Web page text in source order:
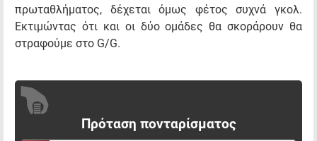
πρωταθλήματος, δέχεται όμως φέτος συχνά γκολ.
Εκτιμώντας ότι και οι δύο ομάδες θα σκοράρουν θα
στραφούμε στο G/G.
Πρόταση πονταρίσματος